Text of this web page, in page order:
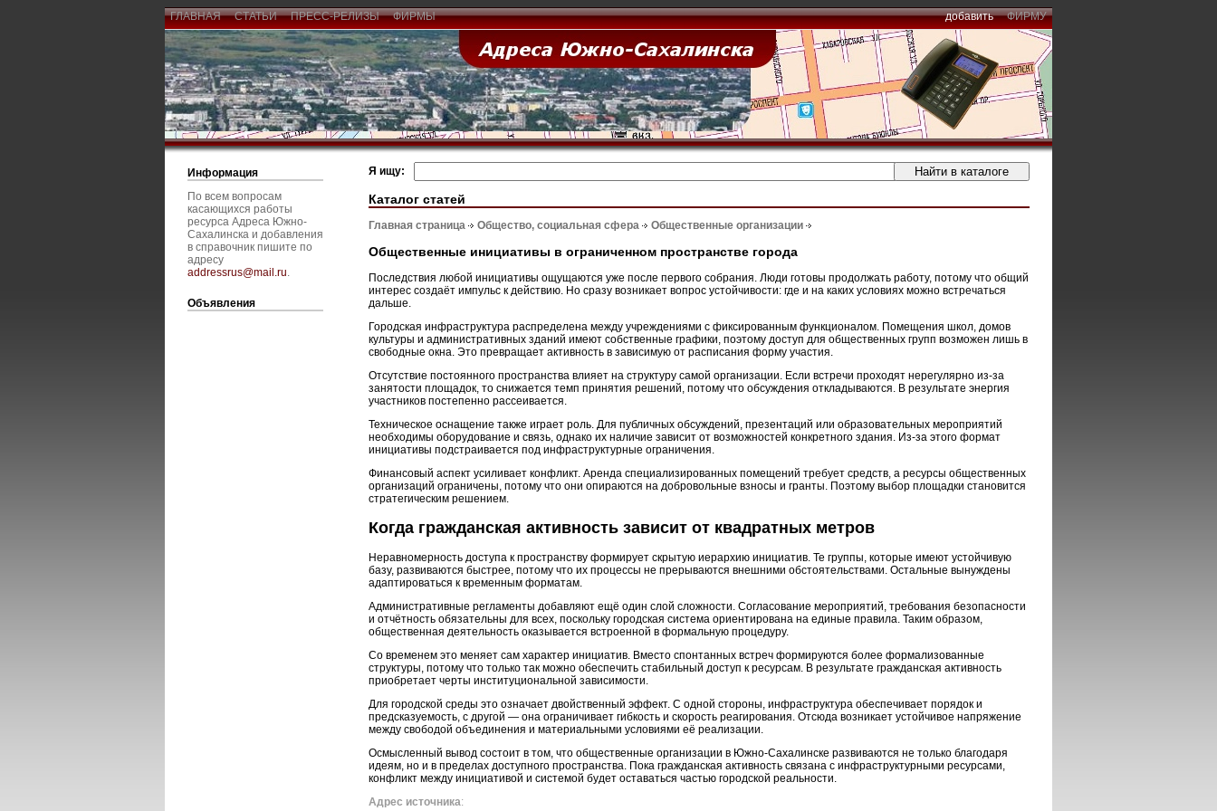
ГЛАВНАЯ СТАТЬИ ПРЕСС-РЕЛИЗЫ ФИРМЫ добавить ФИРМУ
Информация
По всем вопросам
касающихся работы
ресурса Адреса Южно-
Сахалинска и добавления
в справочник пишите по
адресу
addressrus@mail.ru.
Объявления
Я ищу:
Каталог статей
Главная страница Общество, социальная сфера Общественные организации
Общественные инициативы в ограниченном пространстве города
Последствия любой инициативы ощущаются уже после первого собрания. Люди готовы продолжать работу, потому что общий
интерес создаёт импульс к действию. Но сразу возникает вопрос устойчивости: где и на каких условиях можно встречаться
дальше.
Городская инфраструктура распределена между учреждениями с фиксированным функционалом. Помещения школ, домов
культуры и административных зданий имеют собственные графики, поэтому доступ для общественных групп возможен лишь в
свободные окна. Это превращает активность в зависимую от расписания форму участия.
Отсутствие постоянного пространства влияет на структуру самой организации. Если встречи проходят нерегулярно из-за
занятости площадок, то снижается темп принятия решений, потому что обсуждения откладываются. В результате энергия
участников постепенно рассеивается.
Техническое оснащение также играет роль. Для публичных обсуждений, презентаций или образовательных мероприятий
необходимы оборудование и связь, однако их наличие зависит от возможностей конкретного здания. Из-за этого формат
инициативы подстраивается под инфраструктурные ограничения.
Финансовый аспект усиливает конфликт. Аренда специализированных помещений требует средств, а ресурсы общественных
организаций ограничены, потому что они опираются на добровольные взносы и гранты. Поэтому выбор площадки становится
стратегическим решением.
Когда гражданская активность зависит от квадратных метров
Неравномерность доступа к пространству формирует скрытую иерархию инициатив. Те группы, которые имеют устойчивую
базу, развиваются быстрее, потому что их процессы не прерываются внешними обстоятельствами. Остальные вынуждены
адаптироваться к временным форматам.
Административные регламенты добавляют ещё один слой сложности. Согласование мероприятий, требования безопасности
и отчётность обязательны для всех, поскольку городская система ориентирована на единые правила. Таким образом,
общественная деятельность оказывается встроенной в формальную процедуру.
Со временем это меняет сам характер инициатив. Вместо спонтанных встреч формируются более формализованные
структуры, потому что только так можно обеспечить стабильный доступ к ресурсам. В результате гражданская активность
приобретает черты институциональной зависимости.
Для городской среды это означает двойственный эффект. С одной стороны, инфраструктура обеспечивает порядок и
предсказуемость, с другой — она ограничивает гибкость и скорость реагирования. Отсюда возникает устойчивое напряжение
между свободой объединения и материальными условиями её реализации.
Осмысленный вывод состоит в том, что общественные организации в Южно-Сахалинске развиваются не только благодаря
идеям, но и в пределах доступного пространства. Пока гражданская активность связана с инфраструктурными ресурсами,
конфликт между инициативой и системой будет оставаться частью городской реальности.
Адрес источника: